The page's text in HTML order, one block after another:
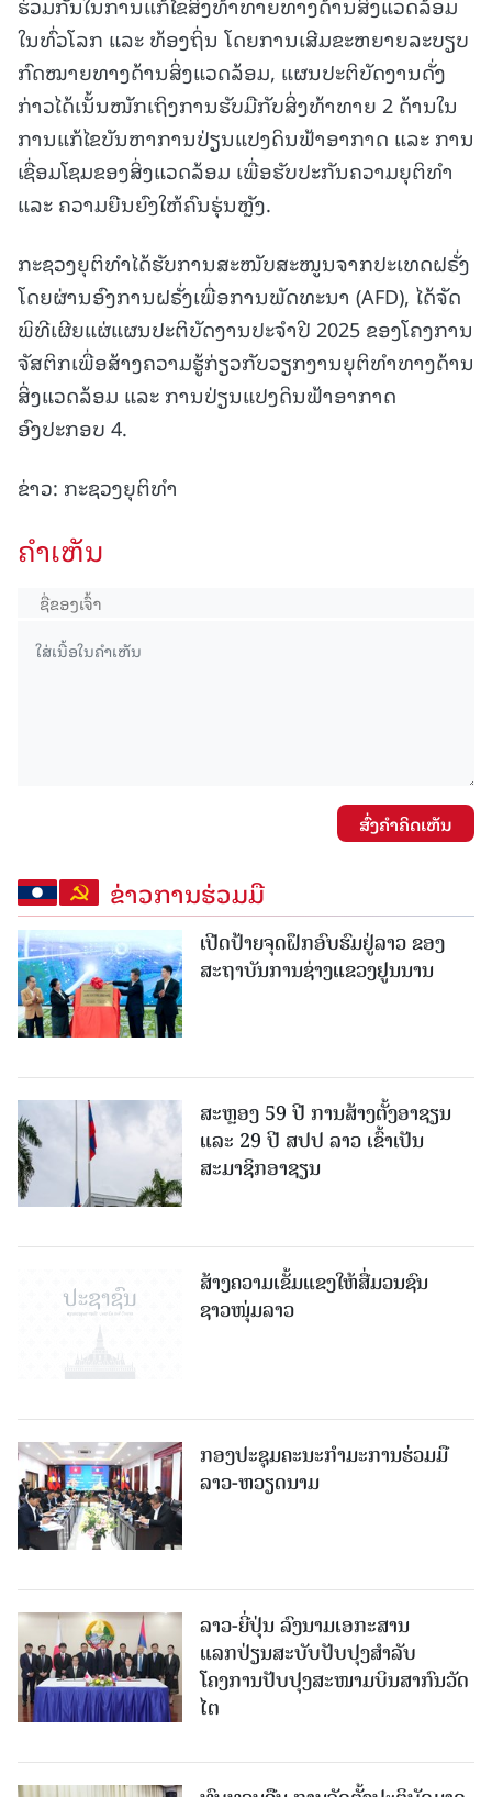
ໃນທົ່ວໂລກ ແລະ ທ້ອງຖິ່ນ ໂດຍການເສີມຂະຫຍາຍລະບຽບ
ກົດໝາຍທາງດ້ານສິ່ງແວດລ້ອມ, ແຜນປະຕິບັດງານດັ່ງ
ກ່າວໄດ້ເນັ້ນໜັກເຖິງການຮັບມືກັບສິ່ງທ້າທາຍ 2 ດ້ານໃນ
ການແກ້ໄຂບັນຫາການປ່ຽນແປງດິນຟ້າອາກາດ ແລະ ການ
ເຊື່ອມໂຊມຂອງສິ່ງແວດລ້ອມ ເພື່ອຮັບປະກັນຄວາມຍຸຕິທຳ
ແລະ ຄວາມຍືນຍົງໃຫ້ຄົນຮຸ່ນຫຼັງ.
ກະຊວງຍຸຕິທໍາໄດ້ຮັບການສະໜັບສະໜູນຈາກປະເທດຝຣັ່ງ
ໂດຍຜ່ານອົງການຝຣັ່ງເພື່ອການພັດທະນາ (AFD), ໄດ້ຈັດ
ພິທີເຜີຍແຜ່ແຜນປະຕິບັດງານປະຈໍາປີ 2025 ຂອງໂຄງການ
ຈັສຕິກເພື່ອສ້າງຄວາມຮູ້ກ່ຽວກັບວຽກງານຍຸຕິທໍາທາງດ້ານ
ສິ່ງແວດລ້ອມ ແລະ ການປ່ຽນແປງດິນຟ້າອາກາດ
ອົງປະກອບ 4.
ຂ່າວ: ກະຊວງຍຸຕິທຳ
ຄໍາເຫັນ
ສົ່ງຄໍາຄິດເຫັນ
ຂ່າວການຮ່ວມມື
ເປີດປ້າຍຈຸດຝຶກອົບຮົມຢູ່ລາວ ຂອງ
ສະຖາບັນການຊ່າງແຂວງຢູນນານ
ສະຫຼອງ 59 ປີ ການສ້າງຕັ້ງອາຊຽນ
ແລະ 29 ປີ ສປປ ລາວ ເຂົ້າເປັນ
ສະມາຊິກອາຊຽນ
ສ້າງຄວາມເຂັ້ມແຂງໃຫ້ສື່ມວນຊົນ
ຊາວໜຸ່ມລາວ
ກອງປະຊຸມຄະນະກຳມະການຮ່ວມມື
ລາວ-ຫວຽດນາມ
ລາວ-ຍີ່ປຸ່ນ ລົງນາມເອກະສານ
ແລກປ່ຽນສະບັບປັບປຸງສໍາລັບ
ໂຄງການປັບປຸງສະໜາມບິນສາກົນວັດ
ໄຕ